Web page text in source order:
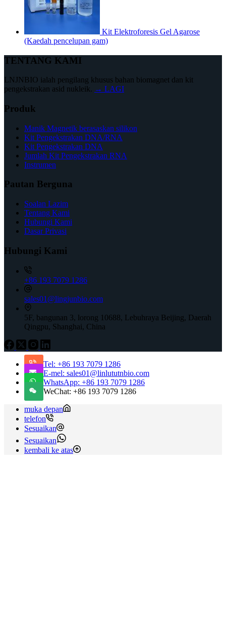
Kit Elektroforesis Gel Agarose
(Kaedah pencelupan gam)
TENTANG KAMI
LNJNBIO ialah pengilang khusus bahan biomagnet dan kit
pengekstrakan asid nukleik. → LAGI
Produk
Manik Magnetik berasaskan silikon
Kit Pengekstrakan DNA/RNA
Kit Pengekstrakan DNA
Jumlah Kit Pengekstrakan RNA
Instrumen
Pautan Berguna
Soalan Lazim
Tentang Kami
Hubungi Kami
Dasar Privasi
Hubungi Kami
+86 193 7079 1286
sales01@lingjunbio.com
5F, bangunan 3, lorong 10688, Lebuhraya Beijing, Daerah
Qingpu, Shanghai, China
Tel: +86 193 7079 1286
E-mel: sales01@linlututnbio.com
WhatsApp: +86 193 7079 1286
WeChat: +86 193 7079 1286
muka depan
telefon
Sesuaikan
Sesuaikan
kembali ke atas